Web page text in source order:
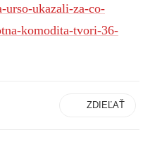
urso-ukazali-za-co-
komodita-tvori-36-
ZDIEĽAŤ